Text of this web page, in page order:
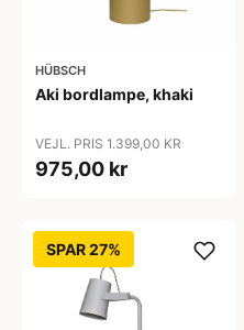
HÜBSCH
Aki bordlampe, khaki
VEJL. PRIS 1.399,00 KR
975,00 kr
SPAR 27%